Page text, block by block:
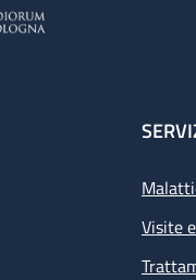
Visite